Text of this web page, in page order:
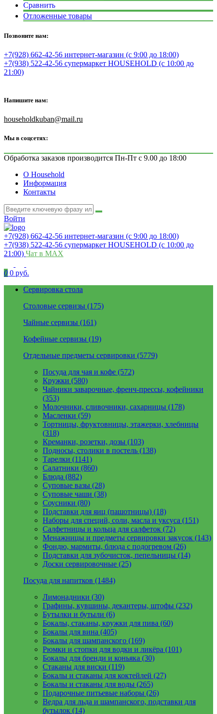
Сравнить
Отложенные товары
Позвоните нам:
+7(928) 662-42-56 интернет-магазин (с 9:00 до 18:00)
+7(938) 522-42-56 супермаркет HOUSEHOLD (с 10:00 до
21:00)
Напишите нам:
householdkuban@mail.ru
Мы в соцсетях:
Обработка заказов производится Пн-Пт с 9.00 до 18:00
О Household
Информация
Контакты
Войти
+7(928) 662-42-56 интернет-магазин (с 9:00 до 18:00)
+7(938) 522-42-56 супермаркет HOUSEHOLD (с 10:00 до
21:00) Чат в MAX
0 0 руб.
Сервировка стола
Столовые сервизы (175)
Чайные сервизы (161)
Кофейные сервизы (19)
Отдельные предметы сервировки (5779)
Посуда для чая и кофе (572)
Кружки (580)
Чайники заварочные, френч-прессы, кофейники
(353)
Молочники, сливочники, сахарницы (178)
Масленки (59)
Тортницы, фруктовницы, этажерки, хлебницы
(318)
Креманки, розетки, дозы (103)
Подносы, столики в постель (138)
Тарелки (1141)
Салатники (860)
Блюда (882)
Суповые вазы (28)
Суповые чаши (38)
Соусники (80)
Подставки для яиц (пашотницы) (18)
Наборы для специй, соли, масла и уксуса (151)
Салфетницы и кольца для салфеток (72)
Менажницы и предметы сервировки закусок (143)
Фондю, мармиты, блюда с подогревом (26)
Подставки для зубочисток, пепельницы (14)
Доски сервировочные (25)
Посуда для напитков (1484)
Лимонадники (30)
Графины, кувшины, декантеры, штофы (232)
Бутылки и бутыли (6)
Бокалы, стаканы, кружки для пива (60)
Бокалы для вина (405)
Бокалы для шампанского (169)
Рюмки и стопки для водки и ликёра (101)
Бокалы для бренди и коньяка (30)
Стаканы для виски (119)
Бокалы и стаканы для коктейлей (27)
Бокалы и стаканы для воды (265)
Подарочные питьевые наборы (26)
Ведра для льда и шампанского, подставки для
бутылок (14)